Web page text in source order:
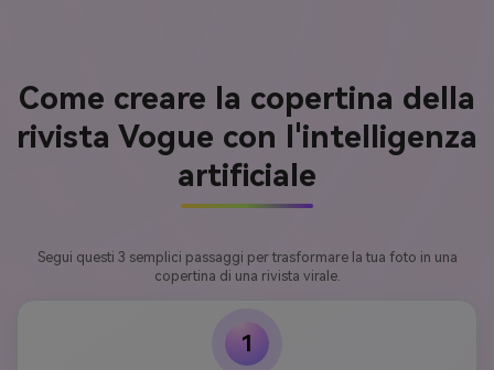
Come creare la copertina della
rivista Vogue con l'intelligenza
artificiale
Segui questi 3 semplici passaggi per trasformare la tua foto in una
copertina di una rivista virale.
1